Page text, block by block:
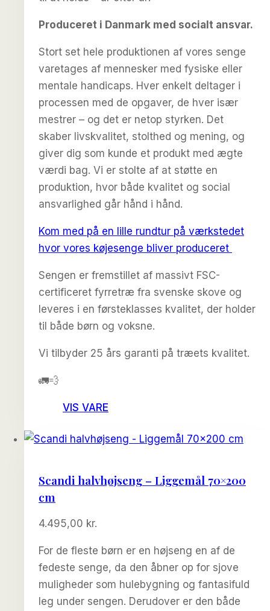
Produceret i Danmark med socialt ansvar.
Stort set hele produktionen af vores senge
varetages af mennesker med fysiske eller
mentale handicaps. Hver enkelt deltager i
processen med de opgaver, de hver især
mestrer – og det er netop styrken. Det
skaber livskvalitet, stolthed og mening, og
giver dig som kunde et produkt med ægte
værdi bag. Vi er stolte af at støtte en
produktion, hvor både kvalitet og social
ansvarlighed går hånd i hånd.
Kom med på en lille rundtur på værkstedet
hvor vores køjesenge bliver produceret
Sengen er fremstillet af massivt FSC-
certificeret fyrretræ fra svenske skove og
leveres i en førsteklasses kvalitet, der holder
til både børn og voksne.
Vi tilbyder 25 års garanti på træets kvalitet.
🚛💨
VIS VARE
Scandi halvhøjseng – Liggemål 70×200
cm
4.495,00 kr.
For de fleste børn er en højseng en af de
fedeste senge, da den åbner op for sjove
muligheder som hulebygning og fantasifuld
leg under sengen. Derudover er den både